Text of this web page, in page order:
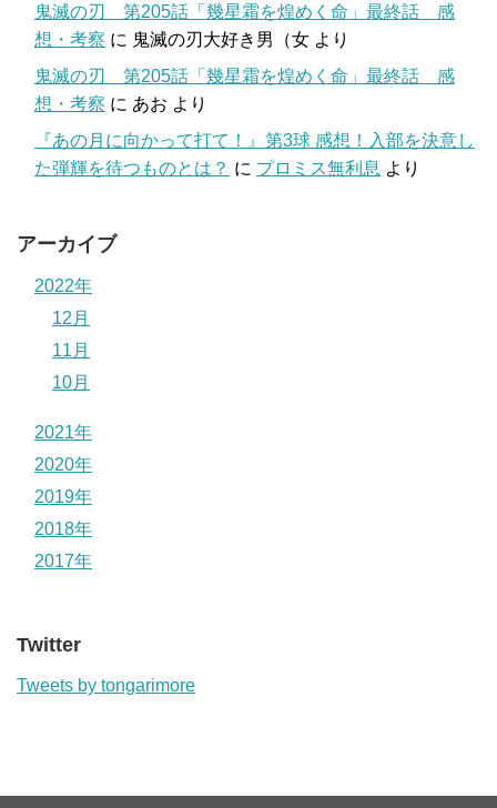
鬼滅の刃 第205話「幾星霜を煌めく命」最終話 感
想・考察 に 鬼滅の刃大好き男（女 より
鬼滅の刃 第205話「幾星霜を煌めく命」最終話 感
想・考察 に あお より
『あの月に向かって打て！』第3球 感想！入部を決意し
た弾輝を待つものとは？ に プロミス無利息 より
アーカイブ
2022年
12月
11月
10月
2021年
2020年
2019年
2018年
2017年
Twitter
Tweets by tongarimore